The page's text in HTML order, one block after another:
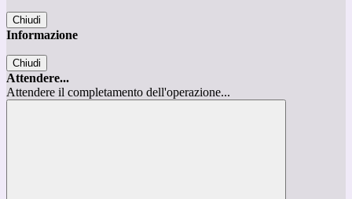
Chiudi
Informazione
Chiudi
Attendere...
Attendere il completamento dell'operazione...